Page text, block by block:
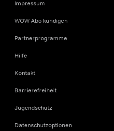
Impressum
WOW Abo kündigen
Partnerprogramme
Hilfe
Kontakt
Barrierefreiheit
Jugendschutz
Datenschutzoptionen